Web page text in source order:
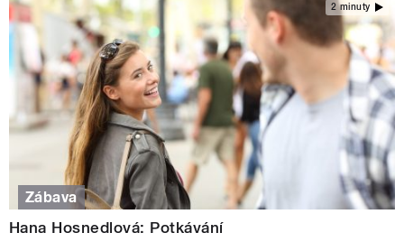
2 minuty
Zábava
Hana Hosnedlová: Potkávání